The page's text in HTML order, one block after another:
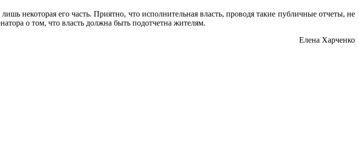
некоторая его часть. Приятно, что исполнительная власть, проводя такие публичные отчеты, не
о том, что власть должна быть подотчетна жителям.
Елена Харченко